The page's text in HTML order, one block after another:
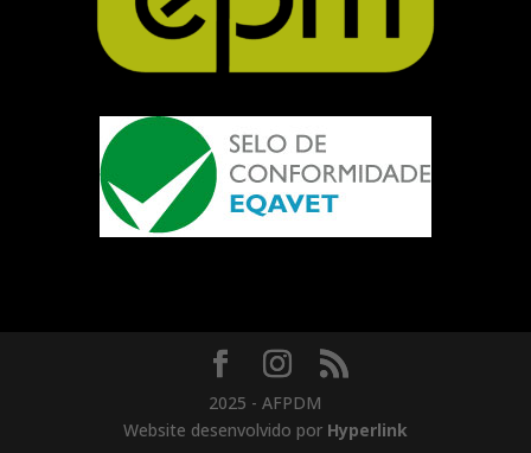
2025 - AFPDM
Website desenvolvido por Hyperlink